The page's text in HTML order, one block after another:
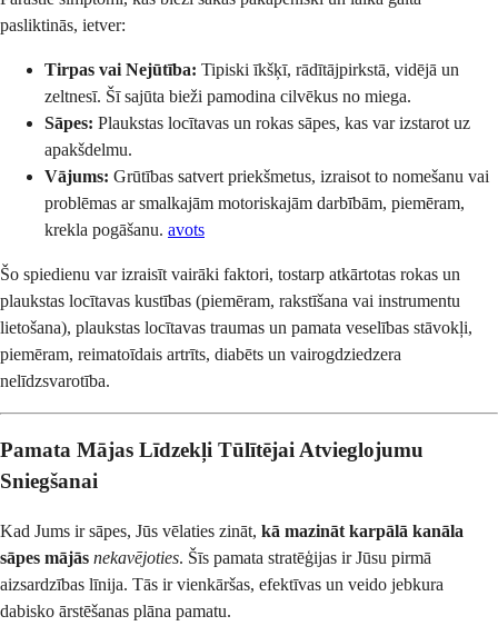
pasliktinās, ietver:
Tirpas vai Nejūtība: Tipiski īkšķī, rādītājpirkstā, vidējā un
zeltnesī. Šī sajūta bieži pamodina cilvēkus no miega.
Sāpes: Plaukstas locītavas un rokas sāpes, kas var izstarot uz
apakšdelmu.
Vājums: Grūtības satvert priekšmetus, izraisot to nomešanu vai
problēmas ar smalkajām motoriskajām darbībām, piemēram,
krekla pogāšanu. avots
Šo spiedienu var izraisīt vairāki faktori, tostarp atkārtotas rokas un
plaukstas locītavas kustības (piemēram, rakstīšana vai instrumentu
lietošana), plaukstas locītavas traumas un pamata veselības stāvokļi,
piemēram, reimatoīdais artrīts, diabēts un vairogdziedzera
nelīdzsvarotība.
Pamata Mājas Līdzekļi Tūlītējai Atvieglojumu
Sniegšanai
Kad Jums ir sāpes, Jūs vēlaties zināt, kā mazināt karpālā kanāla
sāpes mājās nekavējoties. Šīs pamata stratēģijas ir Jūsu pirmā
aizsardzības līnija. Tās ir vienkāršas, efektīvas un veido jebkura
dabisko ārstēšanas plāna pamatu.